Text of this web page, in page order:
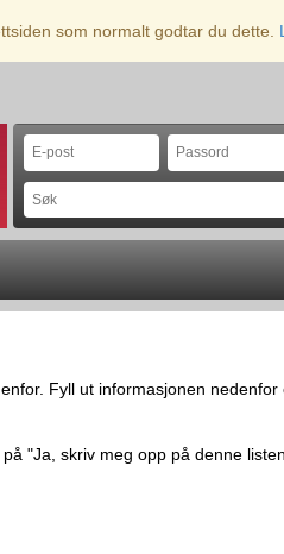
som normalt godtar du dette.
Fyll ut informasjonen nedenfor
"Ja, skriv meg opp på denne